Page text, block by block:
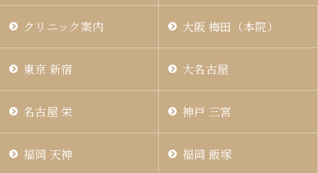
クリニック案内 大阪 梅田（本院）
東京 新宿 大名古屋
名古屋 栄 神戸 三宮
福岡 天神 福岡 飯塚